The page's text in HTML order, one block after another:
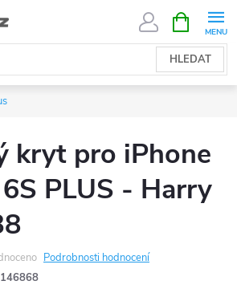
HLEDAT
NÁKUPNÍ
KOŠÍK
kryt pro iPhone
PLUS - Harry
Podrobnosti hodnocení